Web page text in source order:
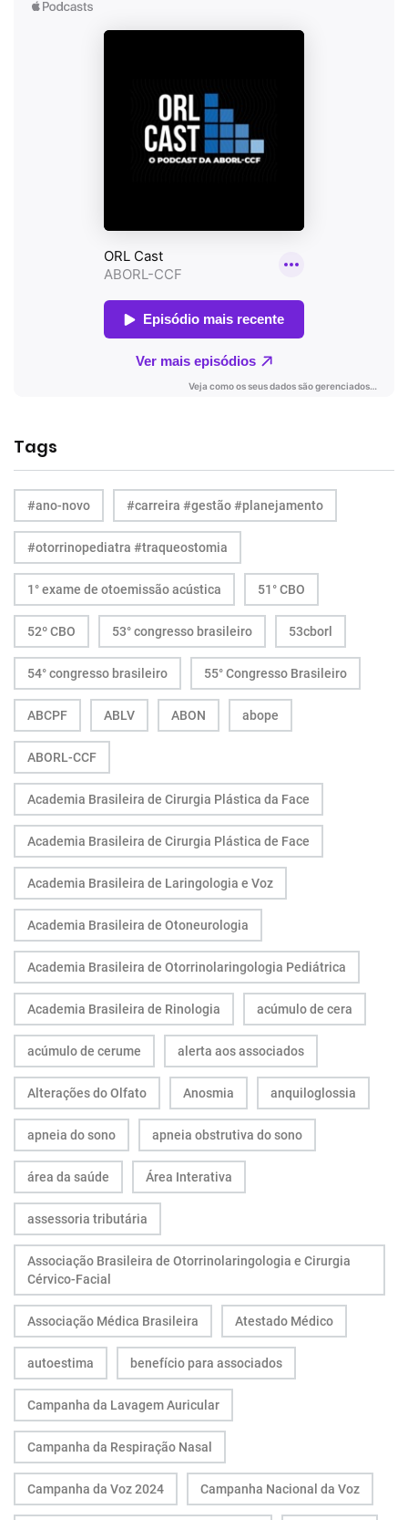
Tags
#ano-novo #carreira #gestão #planejamento
#otorrinopediatra #traqueostomia
1° exame de otoemissão acústica 51° CBO
52º CBO 53° congresso brasileiro 53cborl
54° congresso brasileiro 55° Congresso Brasileiro
ABCPF ABLV ABON abope
ABORL-CCF
Academia Brasileira de Cirurgia Plástica da Face
Academia Brasileira de Cirurgia Plástica de Face
Academia Brasileira de Laringologia e Voz
Academia Brasileira de Otoneurologia
Academia Brasileira de Otorrinolaringologia Pediátrica
Academia Brasileira de Rinologia acúmulo de cera
acúmulo de cerume alerta aos associados
Alterações do Olfato Anosmia anquiloglossia
apneia do sono apneia obstrutiva do sono
área da saúde Área Interativa
assessoria tributária
Associação Brasileira de Otorrinolaringologia e Cirurgia
Cérvico-Facial
Associação Médica Brasileira Atestado Médico
autoestima benefício para associados
Campanha da Lavagem Auricular
Campanha da Respiração Nasal
Campanha da Voz 2024 Campanha Nacional da Voz